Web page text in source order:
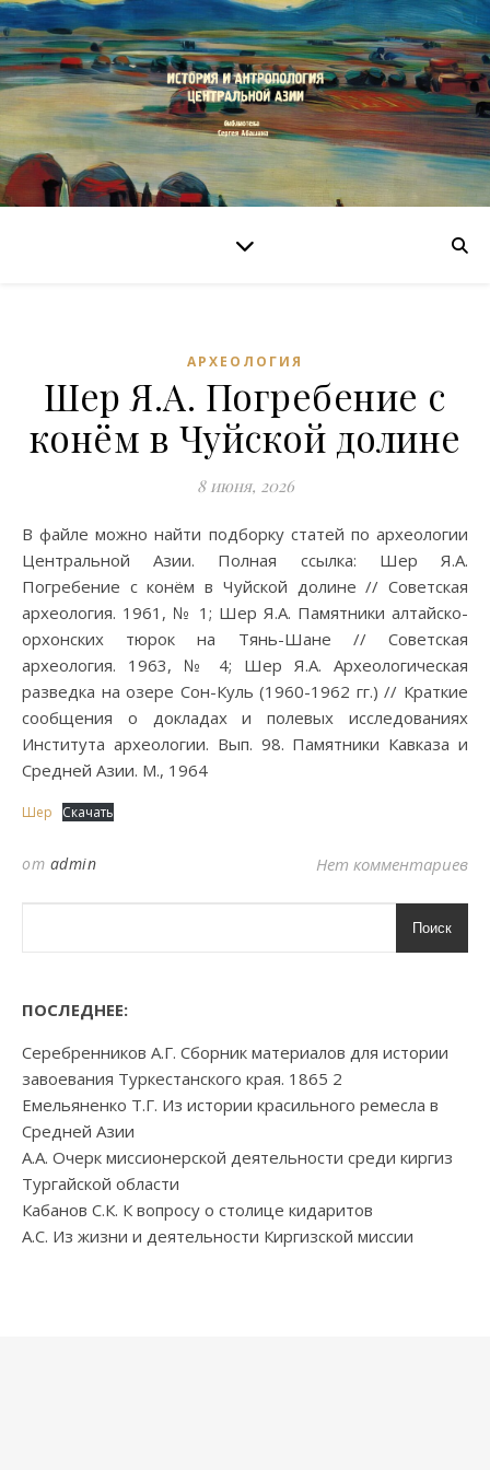
АРХЕОЛОГИЯ
Шер Я.А. Погребение с
конём в Чуйской долине
8 июня, 2026
В файле можно найти подборку статей по археологии
Центральной Азии. Полная ссылка: Шер Я.А.
Погребение с конём в Чуйской долине // Советская
археология. 1961, № 1; Шер Я.А. Памятники алтайско-
орхонских тюрок на Тянь-Шане // Советская
археология. 1963, № 4; Шер Я.А. Археологическая
разведка на озере Сон-Куль (1960-1962 гг.) // Краткие
сообщения о докладах и полевых исследованиях
Института археологии. Вып. 98. Памятники Кавказа и
Средней Азии. М., 1964
Шер Скачать
от admin Нет комментариев
Поиск
ПОСЛЕДНЕЕ:
Серебренников А.Г. Сборник материалов для истории
завоевания Туркестанского края. 1865 2
Емельяненко Т.Г. Из истории красильного ремесла в
Средней Азии
А.А. Очерк миссионерской деятельности среди киргиз
Тургайской области
Кабанов С.К. К вопросу о столице кидаритов
А.С. Из жизни и деятельности Киргизской миссии